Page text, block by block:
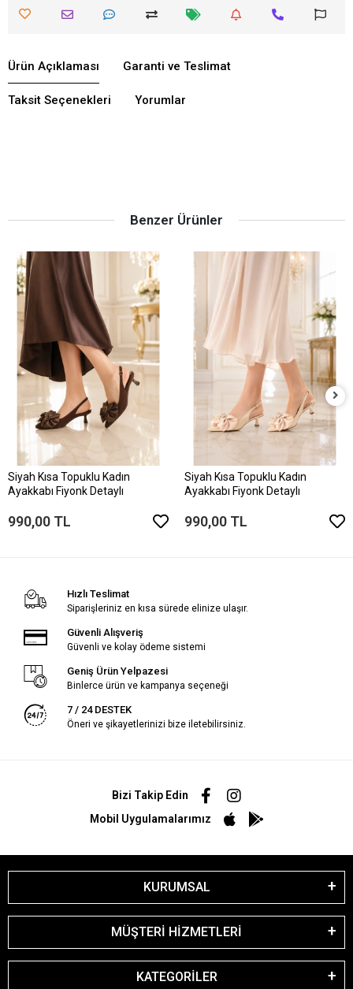
Ürün Açıklaması Garanti ve Teslimat
Taksit Seçenekleri Yorumlar
Benzer Ürünler
Siyah Kısa Topuklu Kadın
Ayakkabı Fiyonk Detaylı
990,00 TL
Siyah Kısa Topuklu Kadın
Ayakkabı Fiyonk Detaylı
990,00 TL
Hızlı Teslimat
Siparişleriniz en kısa sürede elinize ulaşır.
Güvenli Alışveriş
Güvenli ve kolay ödeme sistemi
Geniş Ürün Yelpazesi
Binlerce ürün ve kampanya seçeneği
7 / 24 DESTEK
Öneri ve şikayetlerinizi bize iletebilirsiniz.
Bizi Takip Edin
Mobil Uygulamalarımız
KURUMSAL
MÜŞTERİ HİZMETLERİ
KATEGORİLER